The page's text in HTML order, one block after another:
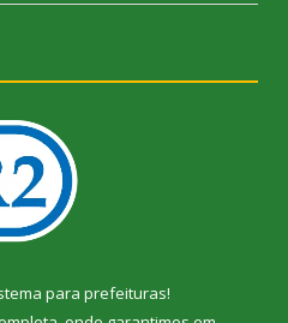
para prefeituras!